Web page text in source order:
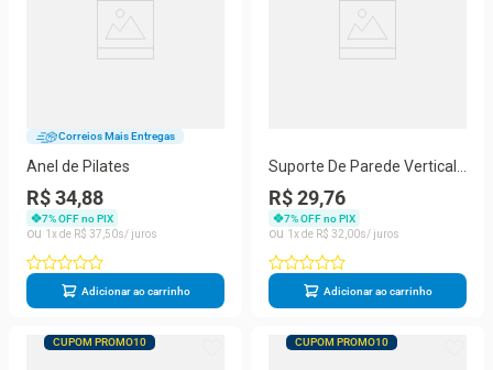
Correios Mais Entregas
Anel de Pilates
R$ 34,88
7% OFF no PIX
1
R$ 37 50
Adicionar ao carrinho
Suporte De Parede Vertical
Rava Para Bicicleta Modelo
01
R$ 29,76
7% OFF no PIX
1
R$ 32 00
Adicionar ao carrinho
CUPOM PROMO10 CUPOM PROMO10